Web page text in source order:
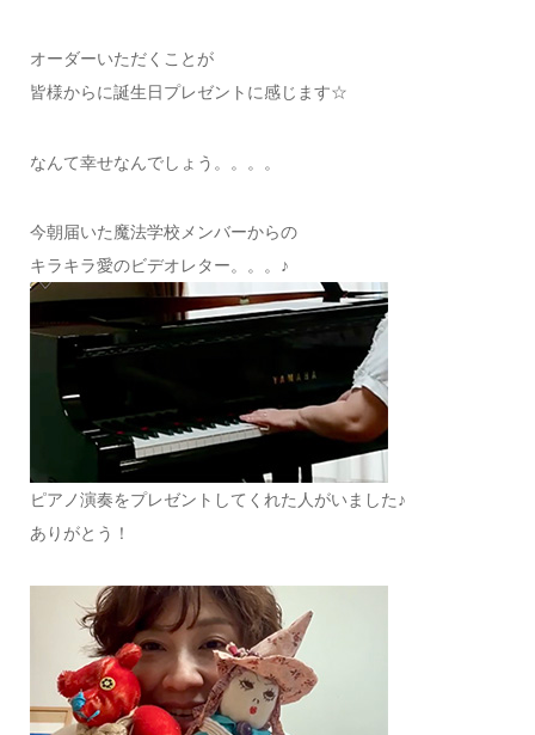
オーダーいただくことが
皆様からに誕生日プレゼントに感じます☆
なんて幸せなんでしょう。。。。
今朝届いた魔法学校メンバーからの
キラキラ愛のビデオレター。。。♪
ピアノ演奏をプレゼントしてくれた人がいました♪
ありがとう！